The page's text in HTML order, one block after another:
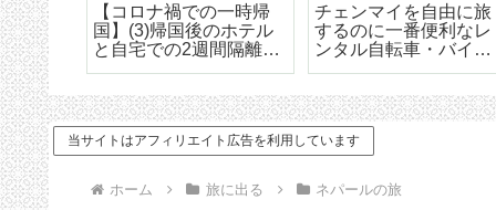
でオ
人気
菜創
ラン
チェンマイ長期滞在の
ための住まい探しはこ
うやろう エリア選び
TM-30とは何か、初回
け出の方法などの詳細
な解説
当サイトはアフィリエイト広告を利用しています
ホーム 旅に出る ネパールの旅